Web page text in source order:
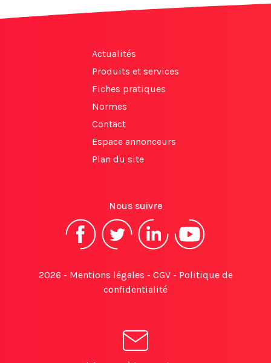
Actualités
Produits et services
Fiches pratiques
Normes
Contact
Espace annonceurs
Plan du site
Nous suivre
2026 - Mentions légales - CGV- Politique de
confidentialité